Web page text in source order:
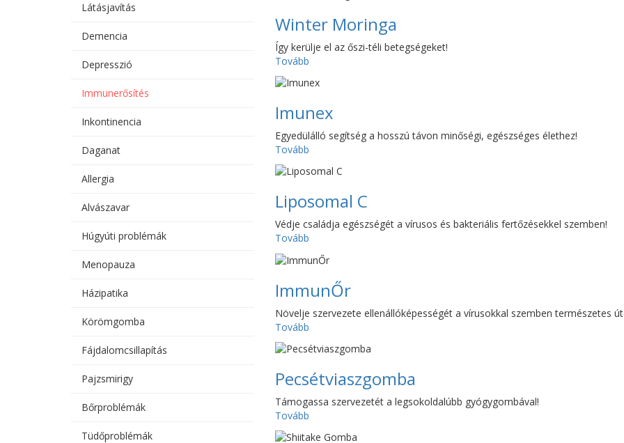
Winter Moringa
Így kerülje el az őszi-téli betegségeket!
Tovább
Imunex
Egyedülálló segítség a hosszú távon minőségi, egészséges élethez!
Tovább
Liposomal C
Védje családja egészségét a vírusos és bakteriális fertőzésekkel szemben!
Tovább
ImmunŐr
Növelje szervezete ellenállóképességét a vírusokkal szemben természetes
Tovább
Pecsétviaszgomba
Támogassa szervezetét a legsokoldalúbb gyógygombával!
Tovább
Látásjavítás
Demencia
Depresszió
Immunerősítés
Inkontinencia
Daganat
Allergia
Alvászavar
Húgyúti problémák
Menopauza
Házipatika
Körömgomba
Fájdalomcsillapítás
Pajzsmirigy
Bőrproblémák
Tüdőproblémák